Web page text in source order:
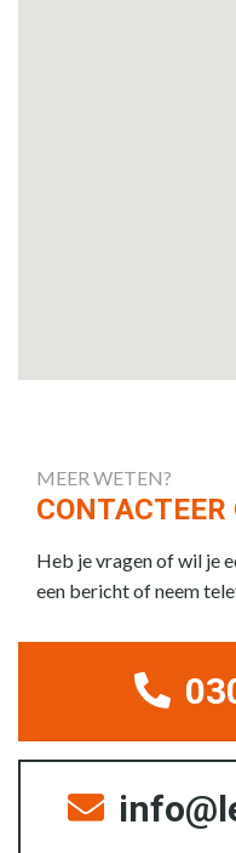
MEER WETEN?
CONTACTEER
Heb je vragen of wil je
een bericht of neem